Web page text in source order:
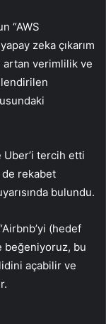
“AWS
zeka çıkarım
artan verimlilik ve
Uber’i tercih etti
rekabet
bulundu.
(hedef
beğeniyoruz, bu
açabilir ve